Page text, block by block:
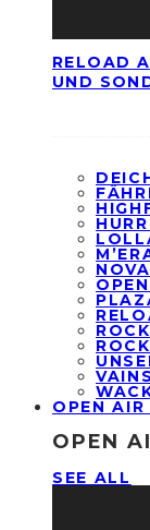
RELOAD
UND
OPEN AIR
OPEN
SEE ALL